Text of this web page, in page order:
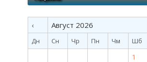
‹ Август 2026
Дн Сн Чр Пн Чм Шб
1